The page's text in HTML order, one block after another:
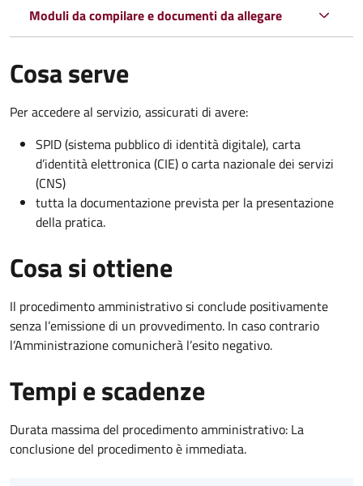
Moduli da compilare e documenti da allegare
Cosa serve
Per accedere al servizio, assicurati di avere:
SPID (sistema pubblico di identità digitale), carta
d’identità elettronica (CIE) o carta nazionale dei servizi
(CNS)
tutta la documentazione prevista per la presentazione
della pratica.
Cosa si ottiene
Il procedimento amministrativo si conclude positivamente
senza l’emissione di un provvedimento. In caso contrario
l’Amministrazione comunicherà l’esito negativo.
Tempi e scadenze
Durata massima del procedimento amministrativo: La
conclusione del procedimento è immediata.